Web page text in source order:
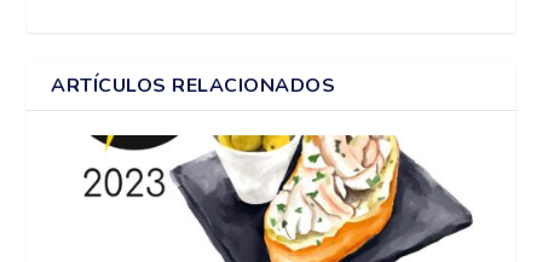
ARTÍCULOS RELACIONADOS